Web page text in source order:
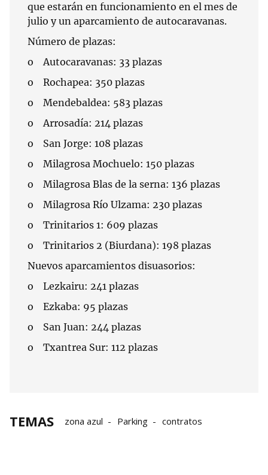
que estarán en funcionamiento en el mes de
julio y un aparcamiento de autocaravanas.
Número de plazas:
o Autocaravanas: 33 plazas
o Rochapea: 350 plazas
o Mendebaldea: 583 plazas
o Arrosadía: 214 plazas
o San Jorge: 108 plazas
o Milagrosa Mochuelo: 150 plazas
o Milagrosa Blas de la serna: 136 plazas
o Milagrosa Río Ulzama: 230 plazas
o Trinitarios 1: 609 plazas
o Trinitarios 2 (Biurdana): 198 plazas
Nuevos aparcamientos disuasorios:
o Lezkairu: 241 plazas
o Ezkaba: 95 plazas
o San Juan: 244 plazas
o Txantrea Sur: 112 plazas
TEMAS zona azul Parking contratos